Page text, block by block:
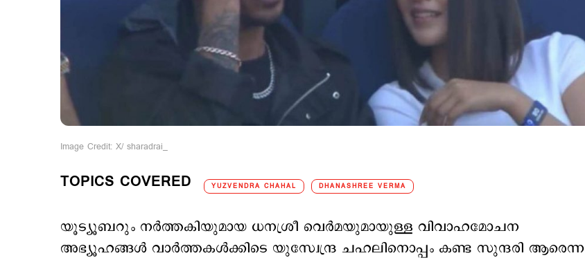
Image Credit: X/ sharadrai_
TOPICS COVERED YUZVENDRA CHAHAL DHANASHREE VERMA
യൂട്യൂബറും നര്‍ത്തകിയുമായ ധനശ്രീ വെര്‍മയുമായുള്ള വിവാഹമോചന
അഭ്യൂഹങ്ങള്‍ വാര്‍ത്തകള്‍ക്കിടെ യുസ്വേന്ദ്ര ചഹലിനൊപ്പം കണ്ട സുന്ദരി ആരെന്ന